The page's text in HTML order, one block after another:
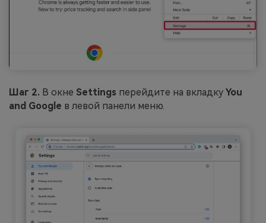
Шаг 2. В окне Settings перейдите на вкладку You
and Google в левой панели меню.